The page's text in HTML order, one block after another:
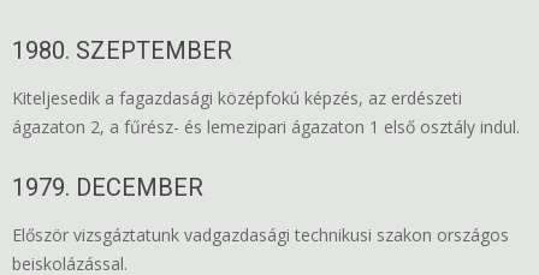
1980. SZEPTEMBER
Kiteljesedik a fagazdasági középfokú képzés, az erdészeti
ágazaton 2, a fűrész- és lemezipari ágazaton 1 első osztály indul.
1979. DECEMBER
Először vizsgáztatunk vadgazdasági technikusi szakon országos
beiskolázással.